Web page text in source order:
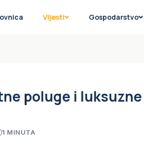
Vijesti Gospodarstvo
poluge i
1 MINUTA